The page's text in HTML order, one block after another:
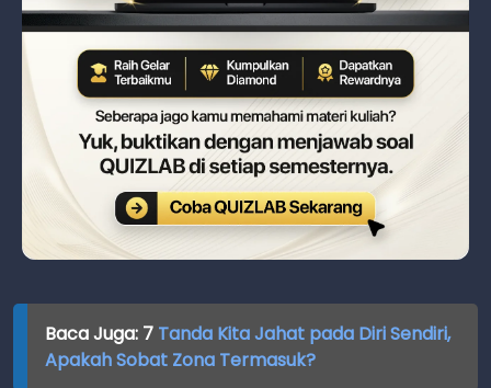
Baca Juga: 7Tanda Kita Jahat pada Diri Sendiri,
Apakah Sobat Zona Termasuk?